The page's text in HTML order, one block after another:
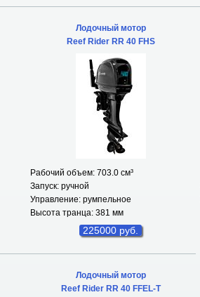
Лодочный мотор
Reef Rider RR 40 FHS
Рабочий объем: 703.0 см³
Запуск: ручной
Управление: румпельное
Высота транца: 381 мм
225000 руб.
Лодочный мотор
Reef Rider RR 40 FFEL-T